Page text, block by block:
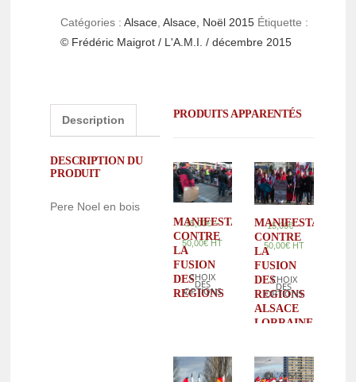
Catégories :Alsace ,Alsace, Noël 2015 Étiquette :
© Frédéric Maigrot / L'A.M.I. / décembre 2015
Description
DESCRIPTION DU
PRODUIT
Pere Noel en bois
PRODUITS APPARENTÉS
MANIFESTATION
CONTRE
LA
FUSION
DES
REGIONS
15,00€–
50,00€ HT
CHOIX
DES
OPTIONS
MANIFESTATION
CONTRE
LA
FUSION
DES
REGIONS
ALSACE
LORRAINE
15,00€–
50,00€ HT
CHOIX
DES
OPTIONS